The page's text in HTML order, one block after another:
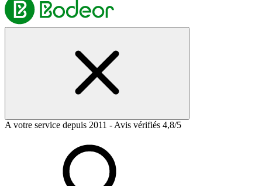
A votre service depuis 2011 - Avis vérifiés 4,8/5